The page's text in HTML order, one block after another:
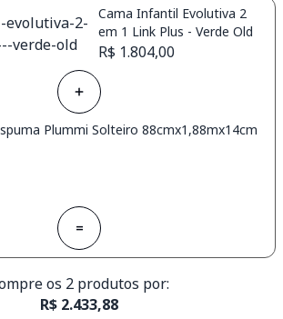
Cama Infantil Evolutiva 2
em 1 Link Plus - Verde Old
R$ 1.804,00
Plummi Solteiro 88cmx1,88mx14cm
=
os 2 produtos por:
R$ 2.433,88